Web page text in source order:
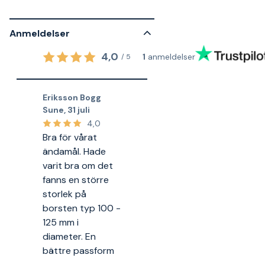
Anmeldelser
4,0 / 5 1 anmeldelser
Eriksson Bogg
Sune, 31 juli
4,0
Bra för vårat
ändamål. Hade
varit bra om det
fanns en större
storlek på
borsten typ 100 -
125 mm i
diameter. En
bättre passform